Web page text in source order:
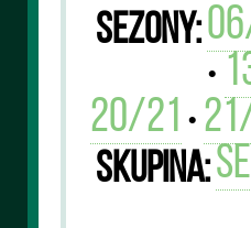
Sezony:
•
20/21 •
Skupina: